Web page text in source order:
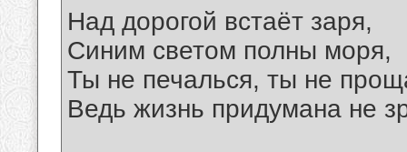
Над дорогой встаёт заря,
Синим светом полны моря,
Ты не печалься, ты не
Ведь жизнь придумана не